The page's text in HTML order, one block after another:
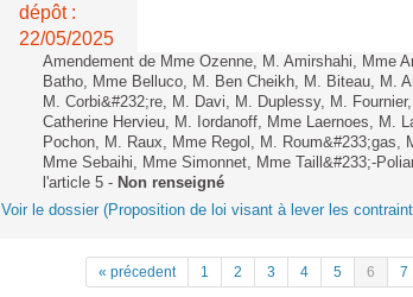
dépôt :
22/05/2025
Amendement de Mme Ozenne, M. Amirshahi, Mme
Batho, Mme Belluco, M. Ben Cheikh, M. Biteau, M.
M. Corbi&#232;re, M. Davi, M. Duplessy, M.
Catherine Hervieu, M. Iordanoff, Mme Laernoes, M.
Pochon, M. Raux, Mme Regol, M. Roum&#233;gas,
Mme Sebaihi, Mme Simonnet, Mme Taill&#233;-
l'article 5 - Non renseigné
Voir le dossier (Proposition de loi visant à lever les
« précedent 1 2 3 4 5 6 7